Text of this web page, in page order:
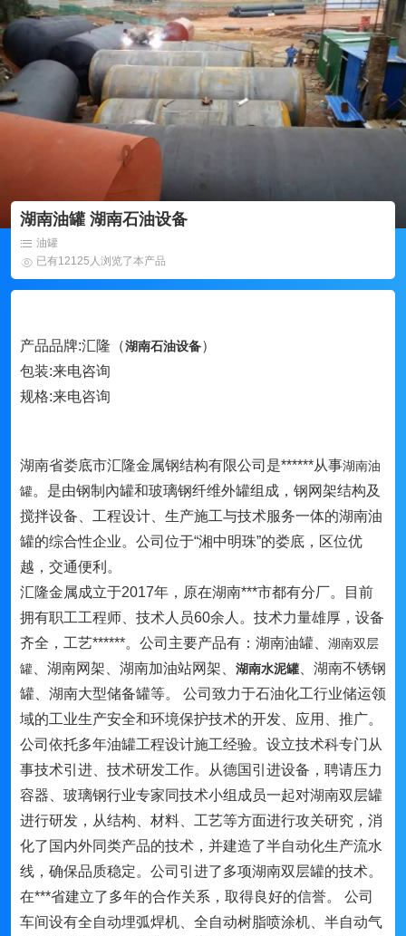
湖南油罐 湖南石油设备
油罐
已有12125人浏览了本产品
产品品牌:汇隆（湖南石油设备）
包装:来电咨询
规格:来电咨询
湖南省娄底市汇隆金属钢结构有限公司是******从事湖南油
罐。是由钢制內罐和玻璃钢纤维外罐组成，钢网架结构及
搅拌设备、工程设计、生产施工与技术服务一体的湖南油
罐的综合性企业。公司位于“湘中明珠”的娄底，区位优
越，交通便利。
汇隆金属成立于2017年，原在湖南***市都有分厂。目前
拥有职工工程师、技术人员60余人。技术力量雄厚，设备
齐全，工艺******。公司主要产品有：湖南油罐、 湖南双层
罐 、湖南网架、湖南加油站网架、 湖南水泥罐 、湖南不锈钢
罐、湖南大型储备罐等。 公司致力于石油化工行业储运领
域的工业生产安全和环境保护技术的开发、应用、推广。
公司依托多年油罐工程设计施工经验。设立技术科专门从
事技术引进、技术研发工作。从德国引进设备，聘请压力
容器、玻璃钢行业专家同技术小组成员一起对湖南双层罐
进行研发，从结构、材料、工艺等方面进行攻关研究，消
化了国内外同类产品的技术，并建造了半自动化生产流水
线，确保品质稳定。公司引进了多项湖南双层罐的技术。
在***省建立了多年的合作关系，取得良好的信誉。 公司
车间设有全自动埋弧焊机、全自动树脂喷涂机、半自动气